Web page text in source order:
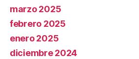
marzo 2025
febrero 2025
enero 2025
diciembre 2024